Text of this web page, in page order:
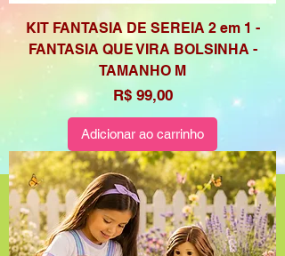
KIT FANTASIA DE SEREIA 2 em 1 -
FANTASIA QUE VIRA BOLSINHA -
TAMANHO M
Preço
R$ 99,00
Adicionar ao carrinho